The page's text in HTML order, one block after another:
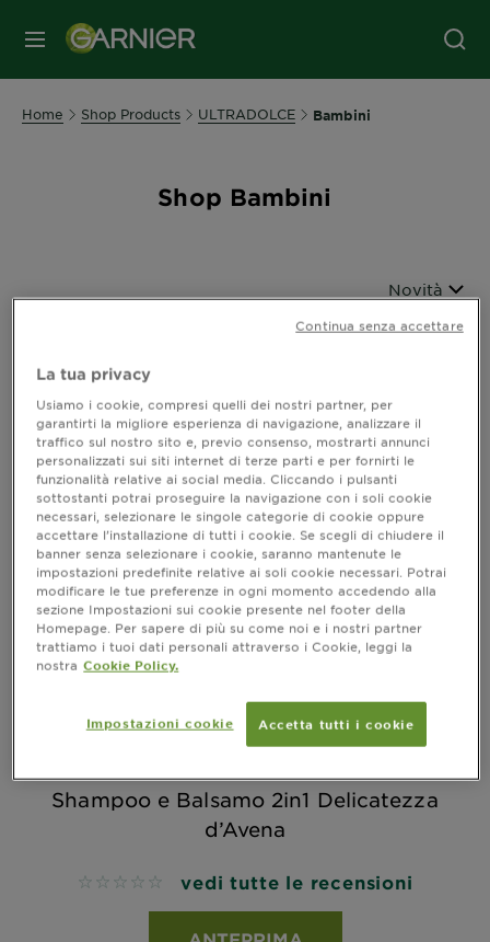
MENU
Home Shop Products ULTRADOLCE Bambini
Shop Bambini
Ordina per
Novità
CLOSE
Mostra (2) risultato / i
Shampoo e Balsamo 2in1 Delicatezza
d’Avena
No reviews vedi tutte le recensioni
La tua privacy
Usiamo i cookie, compresi quelli dei nostri partner, per
garantirti la migliore esperienza di navigazione, analizzare il
traffico sul nostro sito e, previo consenso, mostrarti annunci
personalizzati sui siti internet di terze parti e per fornirti le
funzionalità relative ai social media. Cliccando i pulsanti
sottostanti potrai proseguire la navigazione con i soli cookie
necessari, selezionare le singole categorie di cookie oppure
accettare l’installazione di tutti i cookie. Se scegli di chiudere il
banner senza selezionare i cookie, saranno mantenute le
impostazioni predefinite relative ai soli cookie necessari. Potrai
modificare le tue preferenze in ogni momento accedendo alla
sezione Impostazioni sui cookie presente nel footer della
Homepage. Per sapere di più su come noi e i nostri partner
trattiamo i tuoi dati personali attraverso i Cookie, leggi la
nostra Cookie Policy.
Impostazioni cookie Accetta tutti i cookie
Continua senza accettare